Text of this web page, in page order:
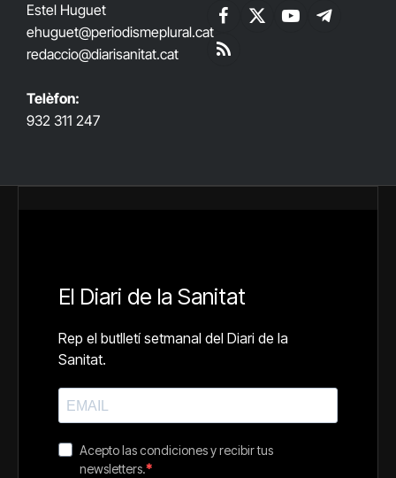
Estel Huguet
ehuguet@periodismeplural.cat
redaccio@diarisanitat.cat
Telèfon:
932 311 247
Facebook
X
YouTubeTelegram
RSS